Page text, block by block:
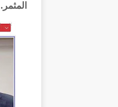
المثمر.